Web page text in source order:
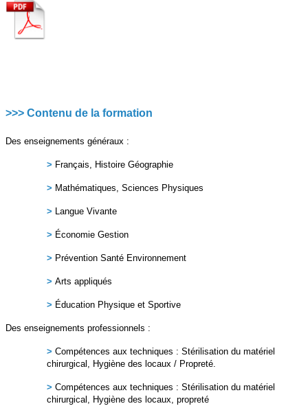
>>> Contenu de la formation
Des enseignements généraux :
> Français, Histoire Géographie
> Mathématiques, Sciences Physiques
> Langue Vivante
> Économie Gestion
> Prévention Santé Environnement
> Arts appliqués
> Éducation Physique et Sportive
Des enseignements professionnels :
> Compétences aux techniques : Stérilisation du matériel
chirurgical, Hygiène des locaux / Propreté.
> Compétences aux techniques : Stérilisation du matériel
chirurgical, Hygiène des locaux, propreté